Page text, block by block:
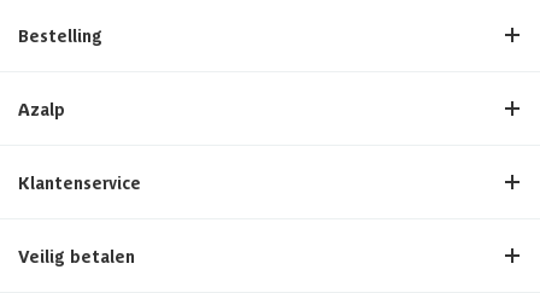
Bestelling
Azalp
Klantenservice
Veilig betalen